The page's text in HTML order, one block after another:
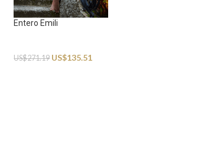
Entero Emili
US$271.19 US$135.51